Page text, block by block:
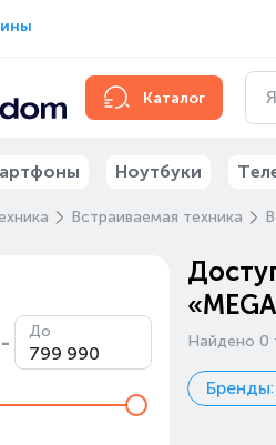
Каталог
Ноутбуки
Встраиваемая техника
- До
Найдено 0
Бренды